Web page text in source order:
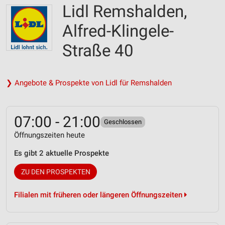
Lidl Remshalden,
Alfred-Klingele-
Straße 40
❯ Angebote & Prospekte von Lidl für Remshalden
07:00 - 21:00 Geschlossen
Öffnungszeiten heute
Es gibt 2 aktuelle Prospekte
ZU DEN PROSPEKTEN
Filialen mit früheren oder längeren Öffnungszeiten